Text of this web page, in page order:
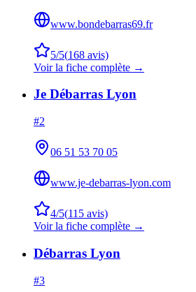
www.bondebarras69.fr
5/5(168 avis)
Voir la fiche complète →
Je Débarras Lyon
#2
06 51 53 70 05
www.je-debarras-lyon.com
4/5(115 avis)
Voir la fiche complète →
Débarras Lyon
#3